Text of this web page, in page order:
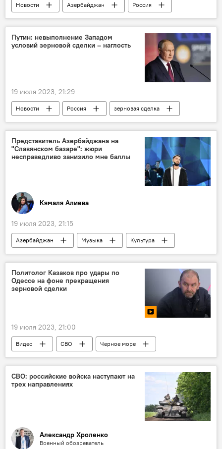
Новости Азербайджан
Россия
Ветеринария
Русский дом
Путин: невыполнение Западом
условий зерновой сделки – наглость
19 июля 2023, 21:29
Новости Россия
зерновая сделка
Украина
Запад Владимир Путин
Представитель Азербайджана на
"Славянском базаре": жюри
несправедливо занизило мне баллы
Кямаля Алиева
19 июля 2023, 21:15
Азербайджан Музыка
Культура
Славянский базар в Витебске
Эльвин Новрузов
Беларусь
Политолог Казаков про удары по
Одессе на фоне прекращения
зерновой сделки
19 июля 2023, 21:00
Видео СВО
Черное море
Россия
зерновая сделка
Политика
Великобритания
Украина Одесса
СВО: российские войска наступают на
трех направлениях
Александр Хроленко
Военный обозреватель